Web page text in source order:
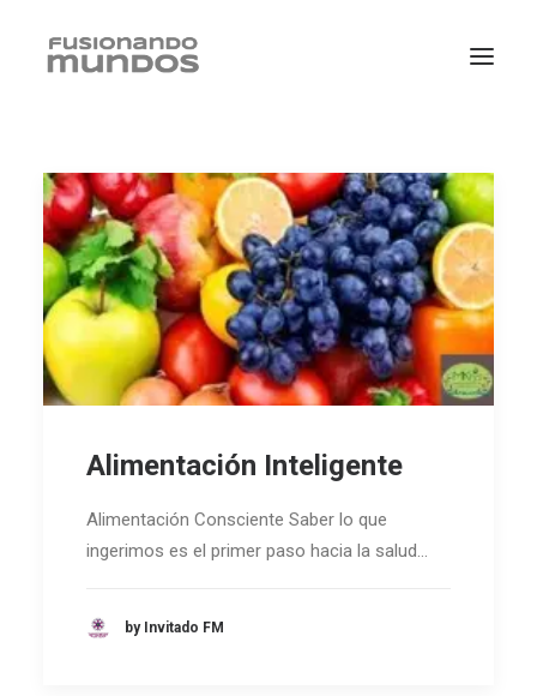
SEARCH
CART
Alimentación Inteligente
Alimentación Consciente Saber lo que
ingerimos es el primer paso hacia la salud…
by Invitado FM